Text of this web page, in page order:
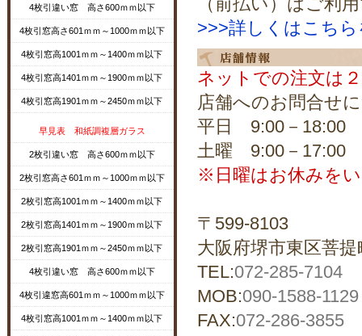
4枚引違い窓 高さ600ｍｍ以下
4枚引窓高さ601ｍｍ～1000ｍｍ以下
4枚引窓高1001ｍｍ～1400ｍｍ以下
4枚引窓高1401ｍｍ～1900ｍｍ以下
4枚引窓高1901ｍｍ～2450ｍｍ以下
早見表 和紙調複層ガラス
2枚引違い窓 高さ600ｍｍ以下
2枚引窓高さ601ｍｍ～1000ｍｍ以下
2枚引窓高1001ｍｍ～1400ｍｍ以下
2枚引窓高1401ｍｍ～1900ｍｍ以下
2枚引窓高1901ｍｍ～2450ｍｍ以下
4枚引違い窓 高さ600ｍｍ以下
4枚引違窓高601ｍｍ～1000ｍｍ以下
4枚引窓高1001ｍｍ～1400ｍｍ以下
>>>詳しくはこち
ネットでの注文は
店舗へのお問合せ
平日 9:00－18:00
土曜 9:00－17:00
※日曜はお休みを
〒599-8103
大阪府堺市東区菩提
TEL:072-285-7104
MOB:090-1588-1129
FAX:072-286-3855